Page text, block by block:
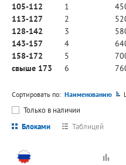
105-112
1
113-127
2
128-142
3
143-157
4
158-172
5
свыше 173
6
Сортировать по: Наименованию
Только в наличии
Блоками
Таблицей